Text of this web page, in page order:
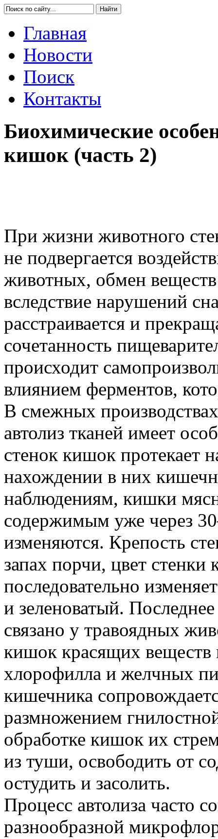
Главная
Новости
Поиск
Контакты
Биохимические
кишок (часть 2)
При жизни животного
не подвергается
животных, обмен
вследствие нарушений
расстраивается и
сочетанность
происходит
влиянием ферментов,
В смежных
автолиз тканей имеет
стенок кишок протекает
нахождении в них
наблюдениям, кишки
содержимым уже через
изменяются. Крепость
запах порчи, цвет стенки
последовательно
и зеленоватый.
связано у травоядных
кишок красящих
хлорофилла и желчных
кишечника
размножением
обработке кишок их
из туши, освободить от
остудить и засолить.
Процесс автолиза часто
разнообразной